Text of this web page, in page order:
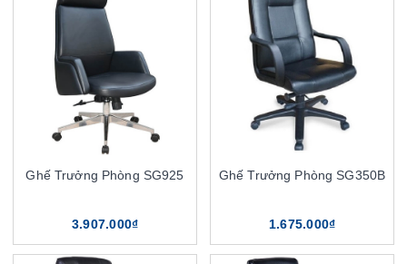
Ghế Trưởng Phòng SG925
3.907.000₫
Ghế Trưởng Phòng SG350B
1.675.000₫